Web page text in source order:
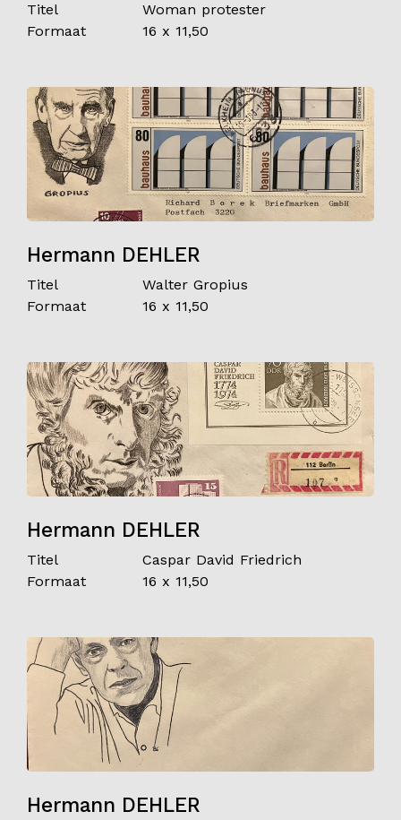
Titel
Woman protester
Formaat
16 x 11,50
Hermann DEHLER
Titel
Walter Gropius
Formaat
16 x 11,50
Hermann DEHLER
Titel
Caspar David Friedrich
Formaat
16 x 11,50
Hermann DEHLER